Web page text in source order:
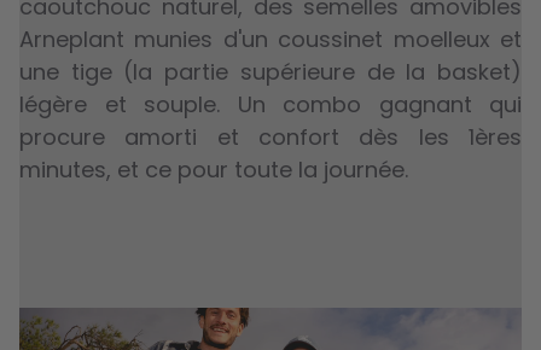
caoutchouc naturel, des semelles amovibles
Arneplant munies d'un coussinet moelleux et
une tige (la partie supérieure de la basket)
légère et souple. Un combo gagnant qui
procure amorti et confort dès les 1ères
minutes, et ce pour toute la journée.